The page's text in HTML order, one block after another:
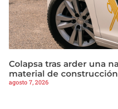
Colapsa tras arder una
material de
agosto 7, 2026